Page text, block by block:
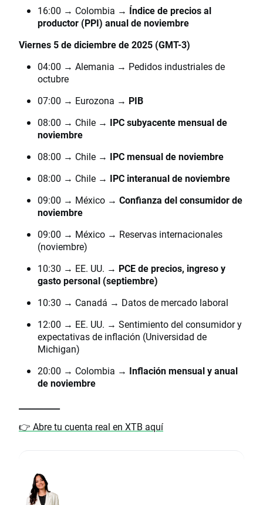
16:00 → Colombia → Índice de precios al
productor (PPI) anual de noviembre
Viernes 5 de diciembre de 2025 (GMT-3)
04:00 → Alemania → Pedidos industriales de
octubre
07:00 → Eurozona → PIB
08:00 → Chile → IPC subyacente mensual de
noviembre
08:00 → Chile → IPC mensual de noviembre
08:00 → Chile → IPC interanual de noviembre
09:00 → México → Confianza del consumidor de
noviembre
09:00 → México → Reservas internacionales
(noviembre)
10:30 → EE. UU. → PCE de precios, ingreso y
gasto personal (septiembre)
10:30 → Canadá → Datos de mercado laboral
12:00 → EE. UU. → Sentimiento del consumidor y
expectativas de inflación (Universidad de
Michigan)
20:00 → Colombia → Inflación mensual y anual
de noviembre
👉 Abre tu cuenta real en XTB aquí